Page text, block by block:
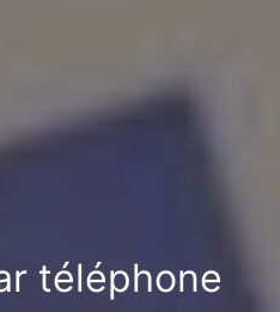
téléphone